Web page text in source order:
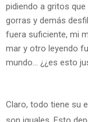
pidiendo a gritos
gorras y demás
fuera suficiente, mi
mar y otro leyendo
mundo... ¿¿es esto
Claro, todo tiene su